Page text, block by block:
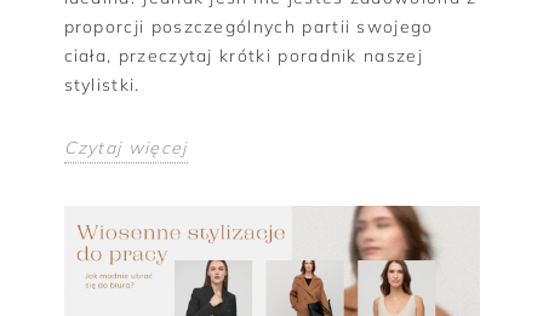
proporcji poszczególnych partii swojego
ciała, przeczytaj krótki poradnik naszej
stylistki.
Czytaj więcej